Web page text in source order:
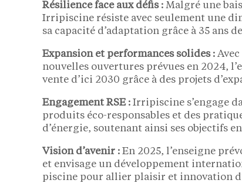
Résilience face aux défis : Malgré une
Irripiscine résiste avec seulement une
sa capacité d’adaptation grâce à 35 ans
Expansion et performances solides :
nouvelles ouvertures prévues en 2024,
vente d’ici 2030 grâce à des projets
Engagement RSE : Irripiscine s’engage
produits éco-responsables et des
d’énergie, soutenant ainsi ses objectifs
Vision d’avenir : En 2025, l’enseigne
et envisage un développement
piscine pour allier plaisir et innovation